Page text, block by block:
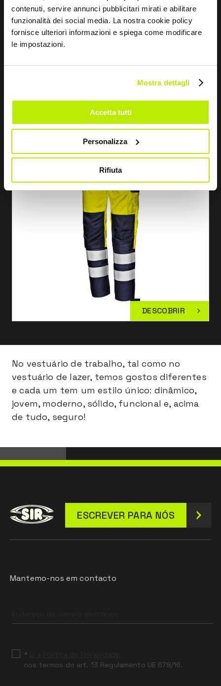
contenuti, servire annunci pubblicitari mirati e abilitare
funzionalità dei social media. La nostra cookie policy
fornisce ulteriori informazioni e spiega come modificare
le impostazioni.
Mostra dettagli
Accetta tutti
Personalizza
Rifiuta
DESCOBRIR
DESCOBRIR
No vestuário de trabalho, tal como no
vestuário de lazer, temos gostos diferentes
e cada um tem um estilo único: dinâmico,
jovem, moderno, sólido, funcional e, acima
de tudo, seguro!
ESCREVER PARA NÓS
Mantemo-nos em contacto
field
*
nos termos do art. 13 Regulamento UE 679/16.